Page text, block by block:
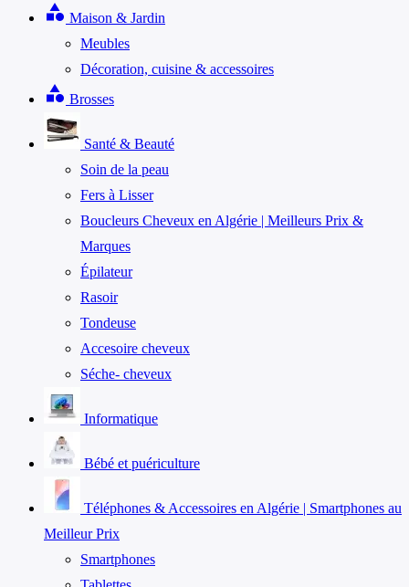
category Maison & Jardin
Meubles
Décoration, cuisine & accessoires
category Brosses
Santé & Beauté
Soin de la peau
Fers à Lisser
Boucleurs Cheveux en Algérie | Meilleurs Prix &
Marques
Épilateur
Rasoir
Tondeuse
Accesoire cheveux
Séche- cheveux
Informatique
Bébé et puériculture
Téléphones & Accessoires en Algérie | Smartphones au
Meilleur Prix
Smartphones